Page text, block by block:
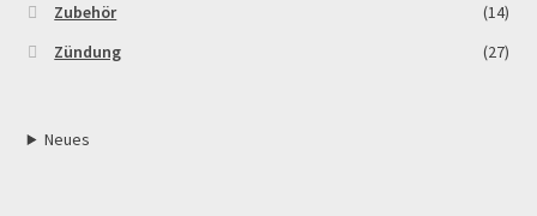
Zubehör
(14)
Zündung
(27)
Neues